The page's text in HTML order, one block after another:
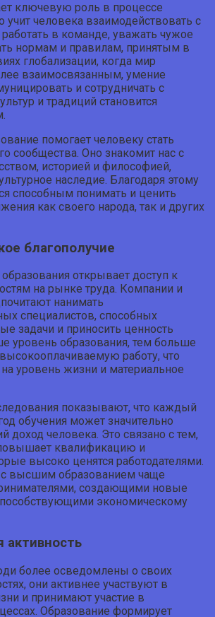
ключевую роль в процессе
учит человека взаимодействовать с
в команде, уважать чужое
нормам и правилам, принятым в
глобализации, когда мир
взаимосвязанным, умение
и сотрудничать с
и традиций становится
помогает человеку стать
сообщества. Оно знакомит нас с
историей и философией,
наследие. Благодаря этому
способным понимать и ценить
как своего народа, так и других
благополучие
открывает доступ к
на рынке труда. Компании и
нанимать
специалистов, способных
задачи и приносить ценность
уровень образования, тем больше
работу, что
уровень жизни и материальное
показывают, что каждый
обучения может значительно
доход человека. Это связано с тем,
квалификацию и
высоко ценятся работодателями.
с высшим образованием чаще
создающими новые
экономическому
активность
более осведомлены о своих
они активнее участвуют в
и принимают участие в
Образование формирует